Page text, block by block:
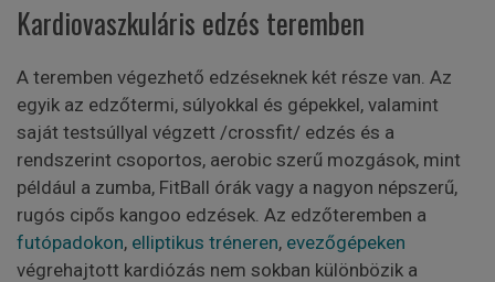
Kardiovaszkuláris edzés teremben
A teremben végezhető edzéseknek két része van. Az
egyik az edzőtermi, súlyokkal és gépekkel, valamint
saját testsúllyal végzett /crossfit/ edzés és a
rendszerint csoportos, aerobic szerű mozgások, mint
például a zumba, FitBall órák vagy a nagyon népszerű,
rugós cipős kangoo edzések. Az edzőteremben a
futópadokon, elliptikus tréneren, evezőgépeken
végrehajtott kardiózás nem sokban különbözik a